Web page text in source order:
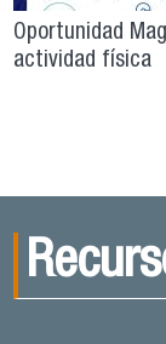
Oportunidad
actividad física